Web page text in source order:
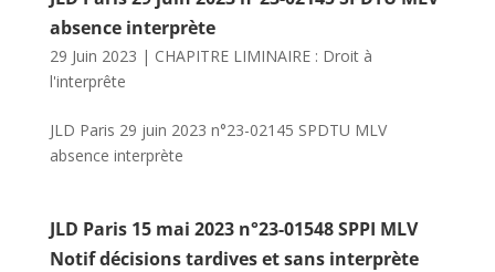
absence interprète
29 Juin 2023 | CHAPITRE LIMINAIRE : Droit à
l'interprête
JLD Paris 29 juin 2023 n°23-02145 SPDTU MLV
absence interprète
JLD Paris 15 mai 2023 n°23-01548 SPPI MLV
Notif décisions tardives et sans interprète